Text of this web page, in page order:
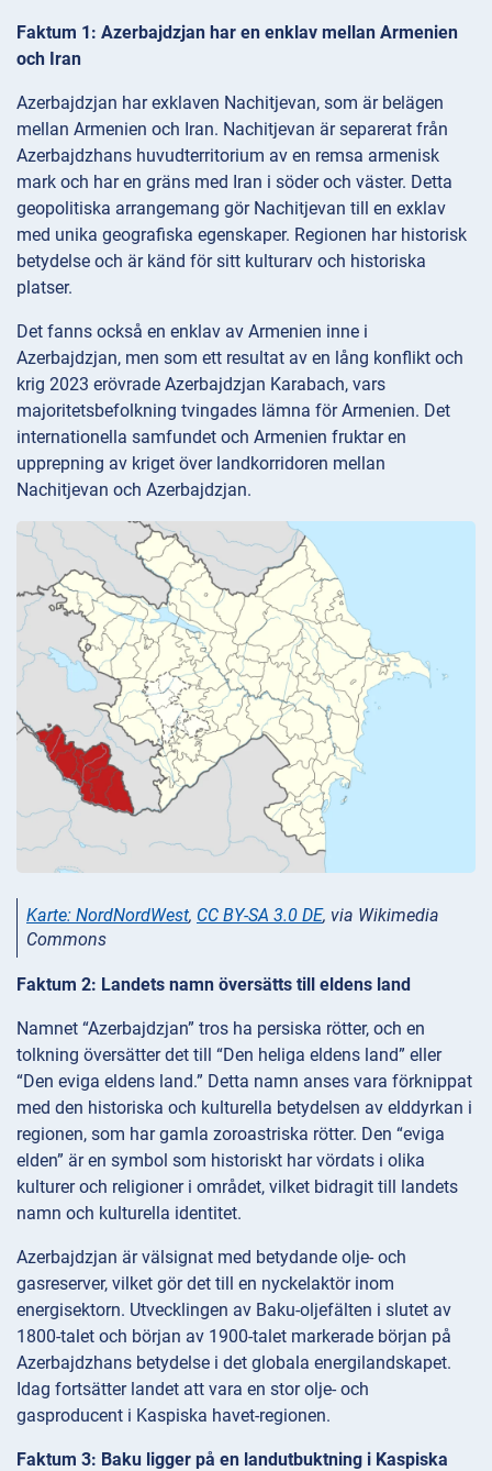
Faktum 1: Azerbajdzjan har en enklav mellan Armenien
och Iran
Azerbajdzjan har exklaven Nachitjevan, som är belägen
mellan Armenien och Iran. Nachitjevan är separerat från
Azerbajdzhans huvudterritorium av en remsa armenisk
mark och har en gräns med Iran i söder och väster. Detta
geopolitiska arrangemang gör Nachitjevan till en exklav
med unika geografiska egenskaper. Regionen har historisk
betydelse och är känd för sitt kulturarv och historiska
platser.
Det fanns också en enklav av Armenien inne i
Azerbajdzjan, men som ett resultat av en lång konflikt och
krig 2023 erövrade Azerbajdzjan Karabach, vars
majoritetsbefolkning tvingades lämna för Armenien. Det
internationella samfundet och Armenien fruktar en
upprepning av kriget över landkorridoren mellan
Nachitjevan och Azerbajdzjan.
Karte: NordNordWest, CC BY-SA 3.0 DE, via Wikimedia
Commons
Faktum 2: Landets namn översätts till eldens land
Namnet “Azerbajdzjan” tros ha persiska rötter, och en
tolkning översätter det till “Den heliga eldens land” eller
“Den eviga eldens land.” Detta namn anses vara förknippat
med den historiska och kulturella betydelsen av elddyrkan i
regionen, som har gamla zoroastriska rötter. Den “eviga
elden” är en symbol som historiskt har vördats i olika
kulturer och religioner i området, vilket bidragit till landets
namn och kulturella identitet.
Azerbajdzjan är välsignat med betydande olje- och
gasreserver, vilket gör det till en nyckelaktör inom
energisektorn. Utvecklingen av Baku-oljefälten i slutet av
1800-talet och början av 1900-talet markerade början på
Azerbajdzhans betydelse i det globala energilandskapet.
Idag fortsätter landet att vara en stor olje- och
gasproducent i Kaspiska havet-regionen.
Faktum 3: Baku ligger på en landutbuktning i Kaspiska